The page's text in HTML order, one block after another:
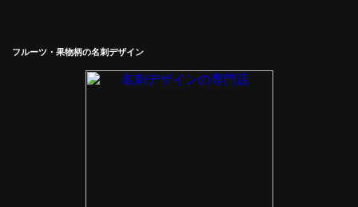
フルーツ・果物柄の名刺デザイン